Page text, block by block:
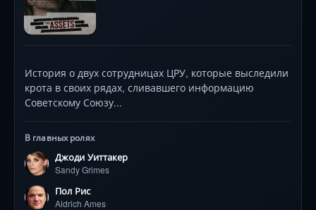
История о двух сотрудницах ЦРУ, которые выследили
крота в своих рядах, сливавшего информацию
Советскому Союзу...
В главных ролях
Джоди Уиттакер
Sandy Grimes
Пол Рис
Aldrich Ames